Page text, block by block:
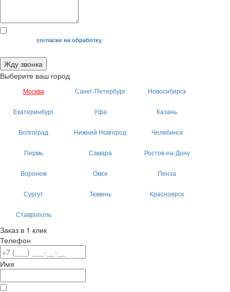
Я даю своесогласие на обработку
Жду звонка
Выберите ваш город
Москва Санкт-Петербург Новосибирск
Екатеринбург Уфа Казань
Волгоград Нижний Новгород Челябинск
Пермь Самара Ростов-на-Дону
Воронеж Омск Пенза
Сургут Тюмень Красноярск
Ставрополь
Заказ в 1 клик
Телефон
Имя